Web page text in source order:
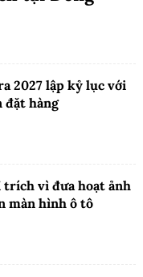
2027 lập kỷ lục với
đặt hàng
trích vì đưa hoạt ảnh
màn hình ô tô